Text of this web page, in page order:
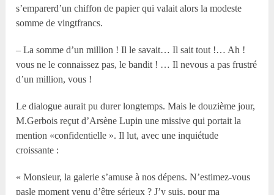
s’emparerd’un chiffon de papier qui valait alors la modeste
somme de vingtfrancs.
– La somme d’un million ! Il le savait… Il sait tout !… Ah !
vous ne le connaissez pas, le bandit ! … Il nevous a pas frustré
d’un million, vous !
Le dialogue aurait pu durer longtemps. Mais le douzième jour,
M.Gerbois reçut d’Arsène Lupin une missive qui portait la
mention «confidentielle ». Il lut, avec une inquiétude
croissante :
« Monsieur, la galerie s’amuse à nos dépens. N’estimez-vous
pasle moment venu d’être sérieux ? J’y suis, pour ma